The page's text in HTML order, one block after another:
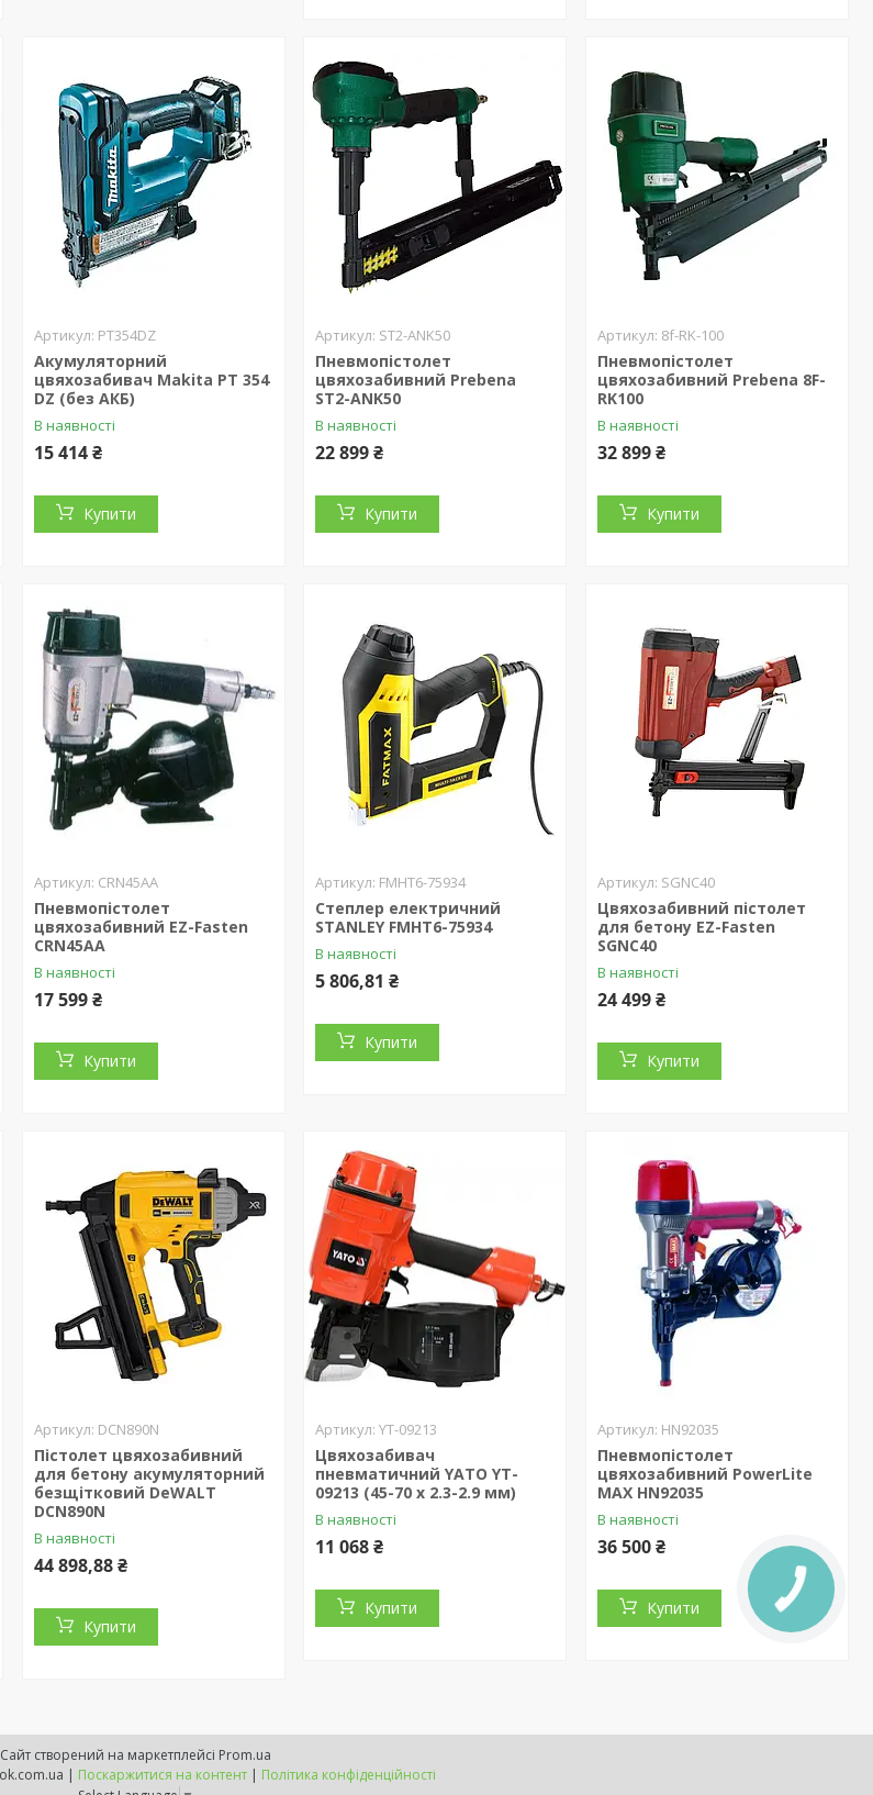
PT354DZ
Акумуляторний
цвяхозабивач Makita PT 354
DZ (без АКБ)
В наявності
15 414 ₴
Купити
ST2-ANK50
Пневмопістолет
цвяхозабивний Prebena
ST2-ANK50
В наявності
22 899 ₴
Купити
8f-RK-100
Пневмопістолет
цвяхозабивний Prebena 8F-
RK100
В наявності
32 899 ₴
Купити
CRN45AA
Пневмопістолет
цвяхозабивний EZ-Fasten
CRN45AA
В наявності
17 599 ₴
Купити
FMHT6-75934
Степлер електричний
STANLEY FMHT6-75934
В наявності
5 806,81 ₴
Купити
SGNC40
Цвяхозабивний пістолет
для бетону EZ-Fasten
SGNC40
В наявності
24 499 ₴
Купити
DCN890N
Пістолет цвяхозабивний
для бетону акумуляторний
безщітковий DeWALT
DCN890N
В наявності
44 898,88 ₴
Купити
YT-09213
Цвяхозабивач
пневматичний YATO YT-
09213 (45-70 х 2.3-2.9 мм)
В наявності
11 068 ₴
Купити
HN92035
Пневмопістолет
цвяхозабивний PowerLite
MAX HN92035
В наявності
36 500 ₴
Купити
Сайт створений на маркетплейсі Prom.ua
Інтернет-магазин molotook.com.ua | Поскаржитися на контент | Політика конфіденційності